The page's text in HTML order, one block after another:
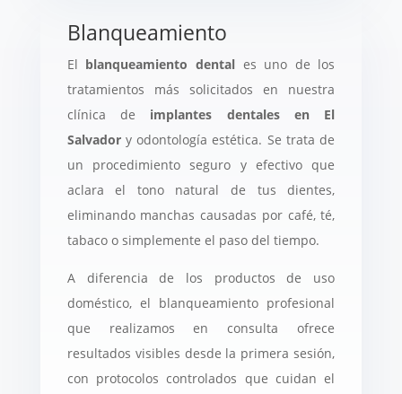
Blanqueamiento
El blanqueamiento dentales uno de los
tratamientos más solicitados en nuestra
clínica de implantes dentales en El
Salvadory odontología estética. Se trata de
un procedimiento seguro y efectivo que
aclara el tono natural de tus dientes,
eliminando manchas causadas por café, té,
tabaco o simplemente el paso del tiempo.
A diferencia de los productos de uso
doméstico, el blanqueamiento profesional
que realizamos en consulta ofrece
resultados visibles desde la primera sesión,
con protocolos controlados que cuidan el